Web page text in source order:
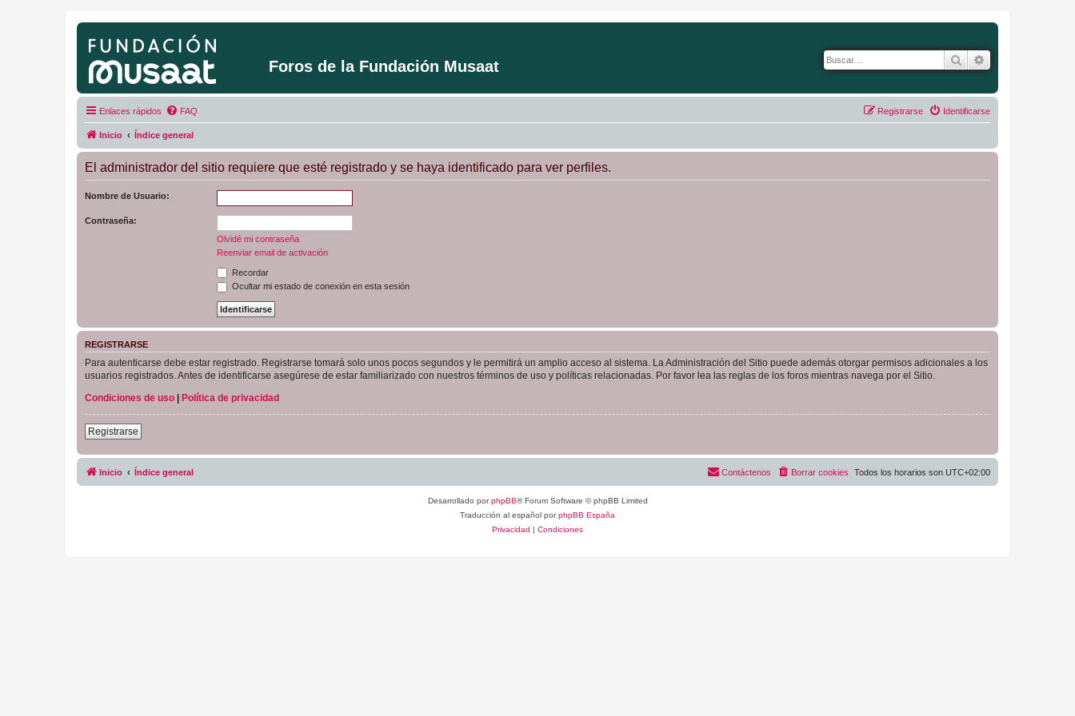
Foros de la Fundación Musaat Buscar
Enlaces rápidos FAQ Identificarse
Registrarse
Inicio Índice general
El administrador del sitio requiere que esté registrado y se haya identificado para ver perfiles.
Nombre de Usuario:
Contraseña:
Olvidé mi contraseña
Reenviar email de activación
Recordar
Ocultar mi estado de conexión en esta sesión
REGISTRARSE
Para autenticarse debe estar registrado. Registrarse tomará solo unos pocos segundos y le permitirá un amplio acceso al sistema. La Administración del Sitio puede además otorgar permisos adicionales a los
usuarios registrados. Antes de identificarse asegúrese de estar familiarizado con nuestros términos de uso y políticas relacionadas. Por favor lea las reglas de los foros mientras navega por el Sitio.
Condiciones de uso
Política de privacidad
Registrarse
Inicio Índice general Todos los horarios son UTC+02:00
Borrar cookies
Contáctenos
Desarrollado porphpBB® Forum Software © phpBB Limited
Traducción al español porphpBB España
Privacidad | Condiciones